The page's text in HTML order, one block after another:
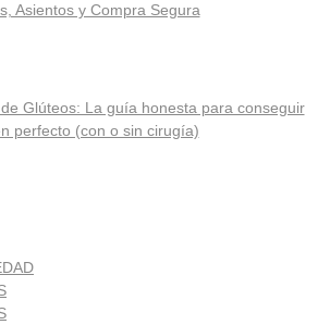
Asientos y Compra Segura
Glúteos: La guía honesta para conseguir
perfecto (con o sin cirugía)